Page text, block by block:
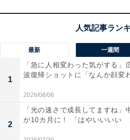
最新 一週間
1
「急に人相変わった気がする」
波復帰ショットに「なんか顔変
2026/08/06
2
「光の速さで成長してますね」
が10カ月に！ 「はやいいいい